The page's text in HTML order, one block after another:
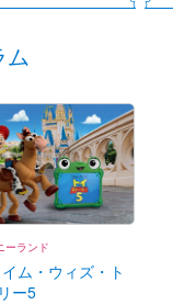
ム
ーランド
ム・ウィズ・ト
ー5